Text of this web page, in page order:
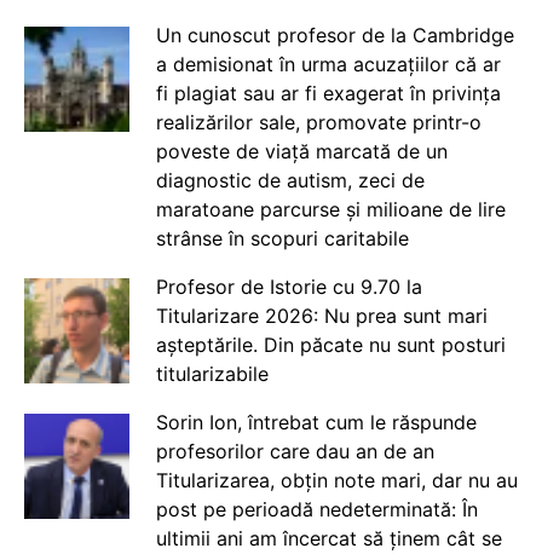
Un cunoscut profesor de la Cambridge
a demisionat în urma acuzațiilor că ar
fi plagiat sau ar fi exagerat în privința
realizărilor sale, promovate printr-o
poveste de viață marcată de un
diagnostic de autism, zeci de
maratoane parcurse și milioane de lire
strânse în scopuri caritabile
Profesor de Istorie cu 9.70 la
Titularizare 2026: Nu prea sunt mari
așteptările. Din păcate nu sunt posturi
titularizabile
Sorin Ion, întrebat cum le răspunde
profesorilor care dau an de an
Titularizarea, obțin note mari, dar nu au
post pe perioadă nedeterminată: În
ultimii ani am încercat să ținem cât se